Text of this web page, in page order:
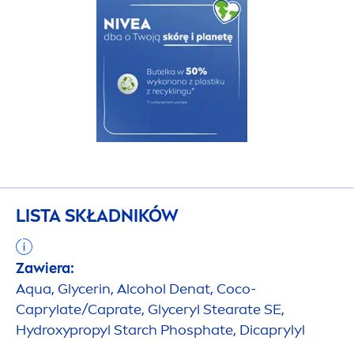
LISTA SKŁADNIKÓW
Zawiera:
Aqua, Glycerin, Alcohol Denat, Coco-
Caprylate/Caprate, Glyceryl Stearate SE,
Hydroxypropyl Starch Phosphate, Dicaprylyl